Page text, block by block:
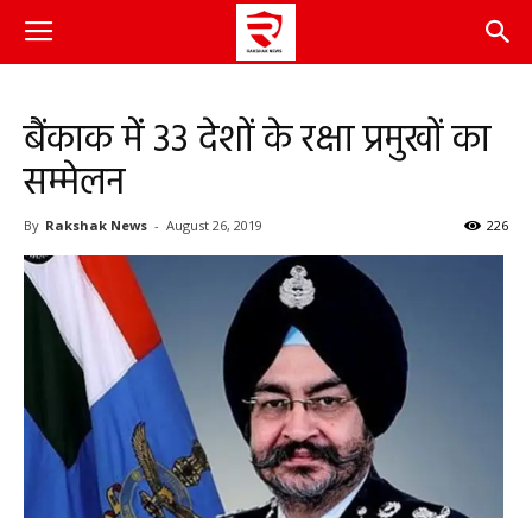
बैंकाक में 33 देशों के रक्षा प्रमुखों का
सम्मेलन
By Rakshak News - August 26, 2019 226